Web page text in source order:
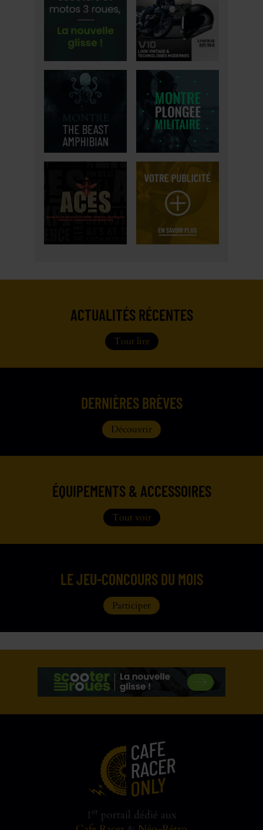
ACTUALITÉS RÉCENTES
Tout lire
DERNIÈRES BRÈVES
Découvrir
ÉQUIPEMENTS & ACCESSOIRES
Tout voir
LE JEU-CONCOURS DU MOIS
Participer
1 er portail dédié aux